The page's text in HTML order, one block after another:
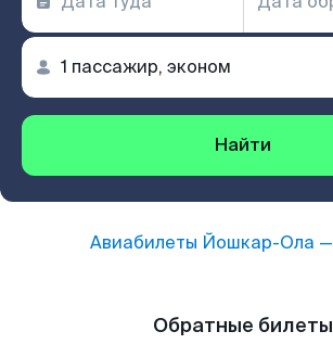
Найти
Авиабилеты Йошкар-Ола —
Обратные билеты